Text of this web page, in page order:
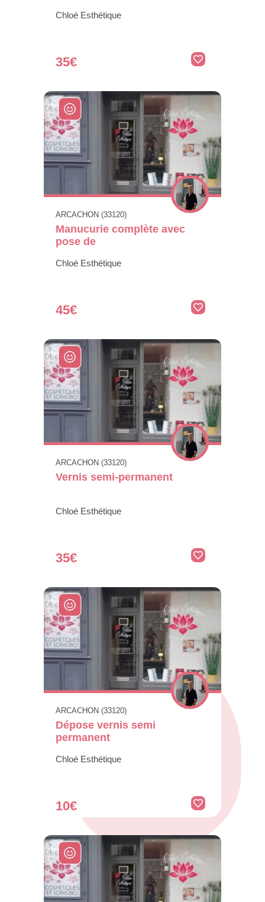
Chloé Esthétique
35€
ARCACHON (33120)
Manucurie complète avec
pose de
Chloé Esthétique
45€
ARCACHON (33120)
Vernis semi-permanent
Chloé Esthétique
35€
ARCACHON (33120)
Dépose vernis semi
permanent
Chloé Esthétique
10€